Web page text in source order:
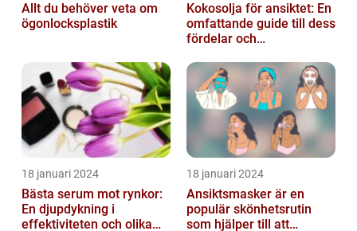
Allt du behöver veta om
ögonlocksplastik
Kokosolja för ansiktet: En
omfattande guide till dess
fördelar och
18 januari 2024
Bästa serum mot rynkor:
En djupdykning i
effektiviteten och olika
18 januari 2024
Ansiktsmasker är en
populär skönhetsrutin
som hjälper till att